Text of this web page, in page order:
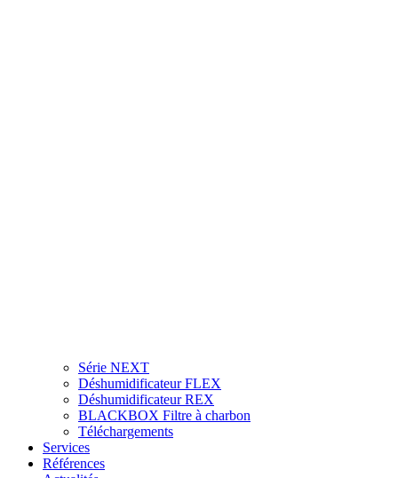
Série NEXT
Déshumidificateur FLEX
Déshumidificateur REX
BLACKBOX Filtre à charbon
Téléchargements
Services
Références